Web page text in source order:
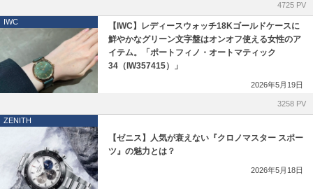
4725 PV
IWC
【IWC】レディースウォッチ18Kゴールドケースに
鮮やかなグリーン文字盤はオンオフ使える女性のア
イテム。「ポートフィノ・オートマティック
34（IW357415）」
2026年5月19日
3258 PV
ZENITH
【ゼニス】人気が衰えない『クロノマスター スポー
ツ』の魅力とは？
2026年5月18日
ZENITH
Loree Rodkin